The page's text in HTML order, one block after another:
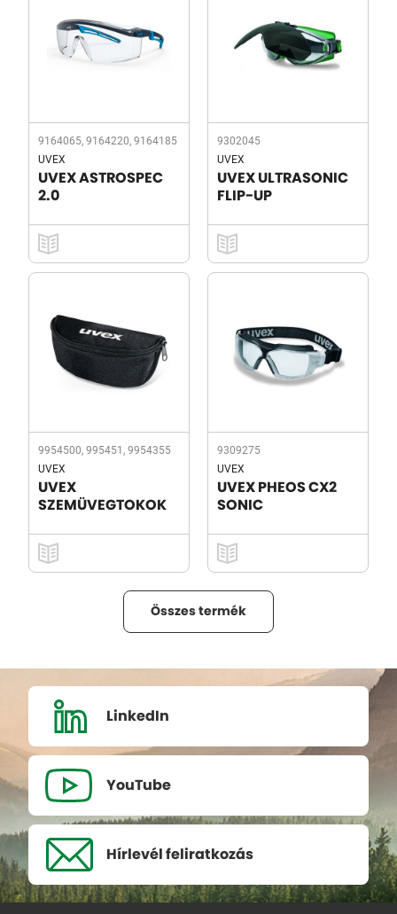
9164065, 9164220, 9164185
UVEX
UVEX ASTROSPEC
2.0
9302045
UVEX
UVEX ULTRASONIC
FLIP-UP
9954500, 995451, 9954355
UVEX
UVEX
SZEMÜVEGTOKOK
9309275
UVEX
UVEX PHEOS CX2
SONIC
Összes termék
LinkedIn
YouTube
Hírlevél feliratkozás